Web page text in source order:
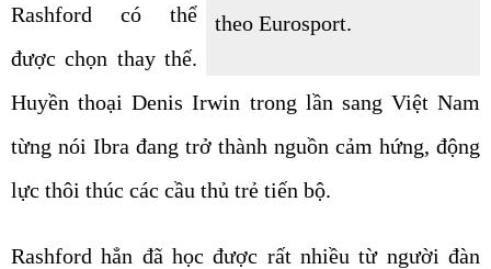
theo Eurosport.
Rashford có thể
được chọn thay thế.
Huyền thoại Denis Irwin trong lần sang Việt Nam
từng nói Ibra đang trở thành nguồn cảm hứng, động
lực thôi thúc các cầu thủ trẻ tiến bộ.
Rashford hẳn đã học được rất nhiều từ người đàn